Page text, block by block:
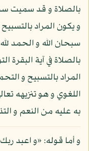
بالصلاة و قد سميت
و يكون المراد
سبحان الله و الحمد
بالصلاة في آية البقرة
المراد بالتسبيح و
اللغوي و هو تنزيهه
به عليه من النعم و
و أما قوله: «و اعبد